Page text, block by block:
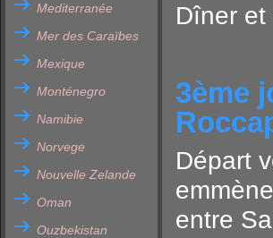
Mediterranée
Mer des Caraïbes
Mexique
Monténegro
Namibie
Norvege
Nouvelle Zelande
Oman
Ouzbekistan
Dîner
3ème
Départ
entre